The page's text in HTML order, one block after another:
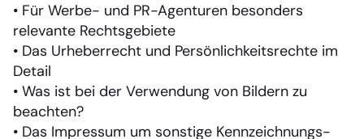
• Für Werbe- und PR-Agenturen besonders
relevante Rechtsgebiete
• Das Urheberrecht und Persönlichkeitsrechte im
Detail
• Was ist bei der Verwendung von Bildern zu
beachten?
• Das Impressum um sonstige Kennzeichnungs-